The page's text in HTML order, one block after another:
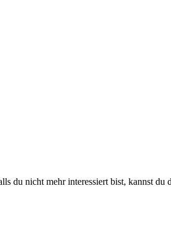
du nicht mehr interessiert bist, kannst du